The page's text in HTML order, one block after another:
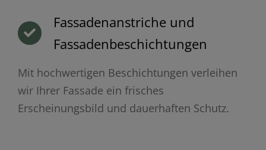
Fassadenanstriche und
Fassadenbeschichtungen
Mit hochwertigen Beschichtungen verleihen
wir Ihrer Fassade ein frisches
Erscheinungsbild und dauerhaften Schutz.